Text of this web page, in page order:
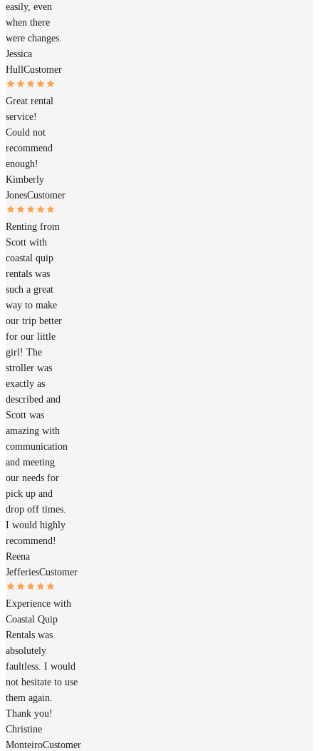
easily, even
when there
were changes.
Jessica
HullCustomer
Great rental
service!
Could not
recommend
enough!
Kimberly
JonesCustomer
Renting from
Scott with
coastal quip
rentals was
such a great
way to make
our trip better
for our little
girl! The
stroller was
exactly as
described and
Scott was
amazing with
communication
and meeting
our needs for
pick up and
drop off times.
I would highly
recommend!
Reena
JefferiesCustomer
Experience with
Coastal Quip
Rentals was
absolutely
faultless. I would
not hesitate to use
them again.
Thank you!
Christine
MonteiroCustomer